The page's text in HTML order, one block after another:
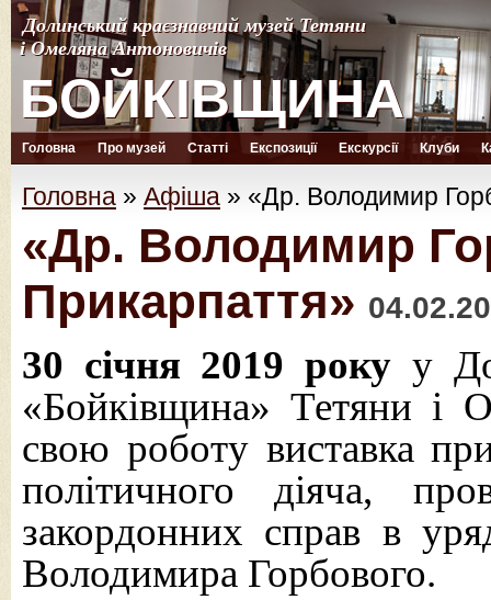
Долинський краєзнавчий музей Тетяни
і Омеляна Антоновичів
БОЙКІВЩИНА
Долинський краєзнавчий музей Тетяни
і Омеляна Антоновичів
БОЙКІВЩИНА
Головна Про музей Статті Експозиції Екскурсії Клуби
Головна » Афіша » «Др. Володимир
«Др. Володимир
Прикарпаття»
30 січня 2019 року у
«Бойківщина» Тетяни і
свою роботу виставка
політичного діяча,
закордонних справ в
Володимира Горбового.